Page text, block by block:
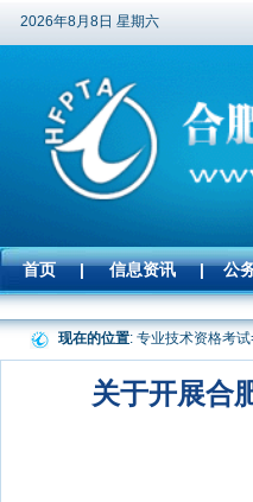
2026年8月8日 星期六
首页 | 信息资讯 | 公
现在的位置: 专业技术资格考试
关于开展合